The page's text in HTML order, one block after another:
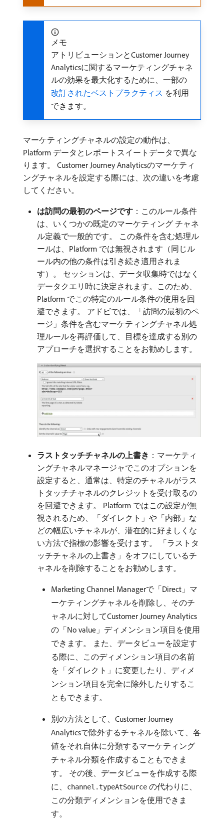
メモ
アトリビューションとCustomer Journey
Analyticsに関するマーケティングチャネ
ルの効果を最大化するために、一部の
改訂されたベストプラクティス ​ を利用
できます。
マーケティングチャネルの設定の動作は、
Platform データとレポートスイートデータで異な
ります。 Customer Journey Analyticsのマーケティ
ングチャネルを設定する際には、次の違いを考慮
してください。
は訪問の最初のページです ：このルール条件
は、いくつかの既定のマーケティング チャネ
ル定義で一般的です。 この条件を含む処理ル
ールは、Platform では無視されます（同じル
ール内の他の条件は引き続き適用されま
す）。 セッションは、データ収集時ではなく
データクエリ時に決定されます。このため、
Platform でこの特定のルール条件の使用を回
避できます。 アドビでは、「訪問の最初のペ
ージ」条件を含むマーケティングチャネル処
理ルールを再評価して、目標を達成する別の
アプローチを選択することをお勧めします。
ラストタッチチャネルの上書き ：マーケティ
ングチャネルマネージャでこのオプションを
設定すると、通常は、特定のチャネルがラス
トタッチチャネルのクレジットを受け取るの
を回避できます。 Platform ではこの設定が無
視されるため、「ダイレクト」や「内部」な
どの幅広いチャネルが、潜在的に好ましくな
い方法で指標の影響を受けます。 「ラストタ
ッチチャネルの上書き」をオフにしているチ
ャネルを削除することをお勧めします。
Marketing Channel Managerで「Direct」マ
ーケティングチャネルを削除し、そのチ
ャネルに対してCustomer Journey Analytics
の「No value」ディメンション項目を使用
できます。 また、データビューを設定す
る際に、このディメンション項目の名前
を「ダイレクト」に変更したり、ディメ
ンション項目を完全に除外したりするこ
ともできます。
別の方法として、Customer Journey
Analyticsで除外するチャネルを除いて、各
値をそれ自体に分類するマーケティング
チャネル分類を作成することもできま
す。 その後、データビューを作成する際
に、
channel.typeAtSource の代わりに、
この分類ディメンションを使用できま
す。